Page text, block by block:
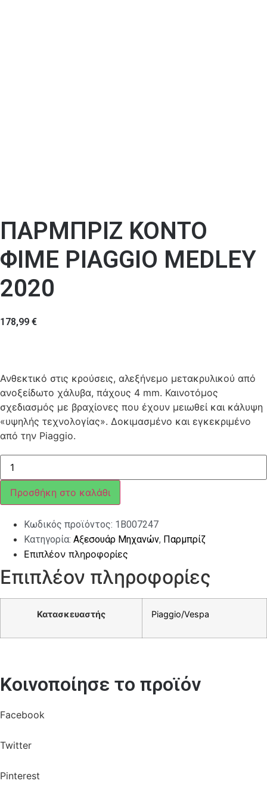
ΠΑΡΜΠΡΙΖ ΚΟΝΤΟ
ΦΙΜΕ PIAGGIO MEDLEY
2020
178,99 €
Ανθεκτικό στις κρούσεις, αλεξήνεμο μετακρυλικού από
ανοξείδωτο χάλυβα, πάχους 4 mm. Καινοτόμος
σχεδιασμός με βραχίονες που έχουν μειωθεί και κάλυψη
«υψηλής τεχνολογίας». Δοκιμασμένο και εγκεκριμένο
από την Piaggio.
ΠΑΡΜΠΡΙΖ
ΚΟΝΤΟ
ΦΙΜΕ
PIAGGIO
MEDLEY
2020
Προσθήκη στο καλάθι
Κωδικός προϊόντος: 1B007247
Κατηγορία: Αξεσουάρ Μηχανών, Παρμπρίζ
Επιπλέον πληροφορίες
Επιπλέον πληροφορίες
Κατασκευαστής Piaggio/Vespa
Κοινοποίησε το προϊόν
Facebook
Twitter
Pinterest